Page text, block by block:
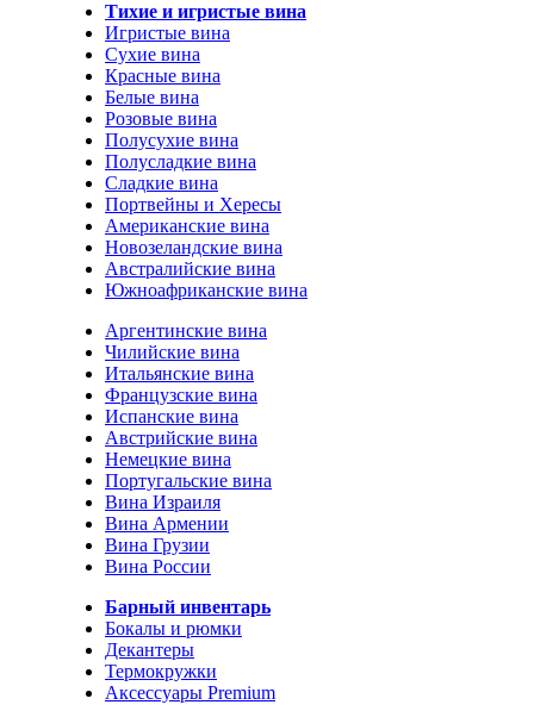
Тихие и игристые вина
Игристые вина
Сухие вина
Красные вина
Белые вина
Розовые вина
Полусухие вина
Полусладкие вина
Сладкие вина
Портвейны и Хересы
Американские вина
Новозеландские вина
Австралийские вина
Южноафриканские вина
Аргентинские вина
Чилийские вина
Итальянские вина
Французские вина
Испанские вина
Австрийские вина
Немецкие вина
Португальские вина
Вина Израиля
Вина Армении
Вина Грузии
Вина России
Барный инвентарь
Бокалы и рюмки
Декантеры
Термокружки
Аксессуары Premium